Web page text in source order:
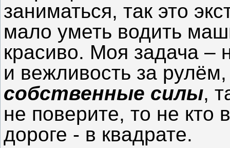
заниматься, так это
мало уметь водить
красиво. Моя задача –
и вежливость за
собственные силы,
не поверите, то не кто
дороге - в квадрате.